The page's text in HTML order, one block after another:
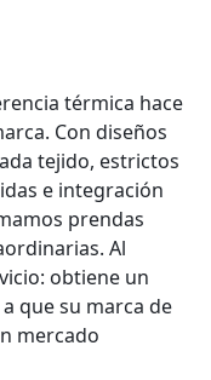
térmica hace
Con diseños
tejido, estrictos
e integración
prendas
Al
obtiene un
que su marca de
mercado